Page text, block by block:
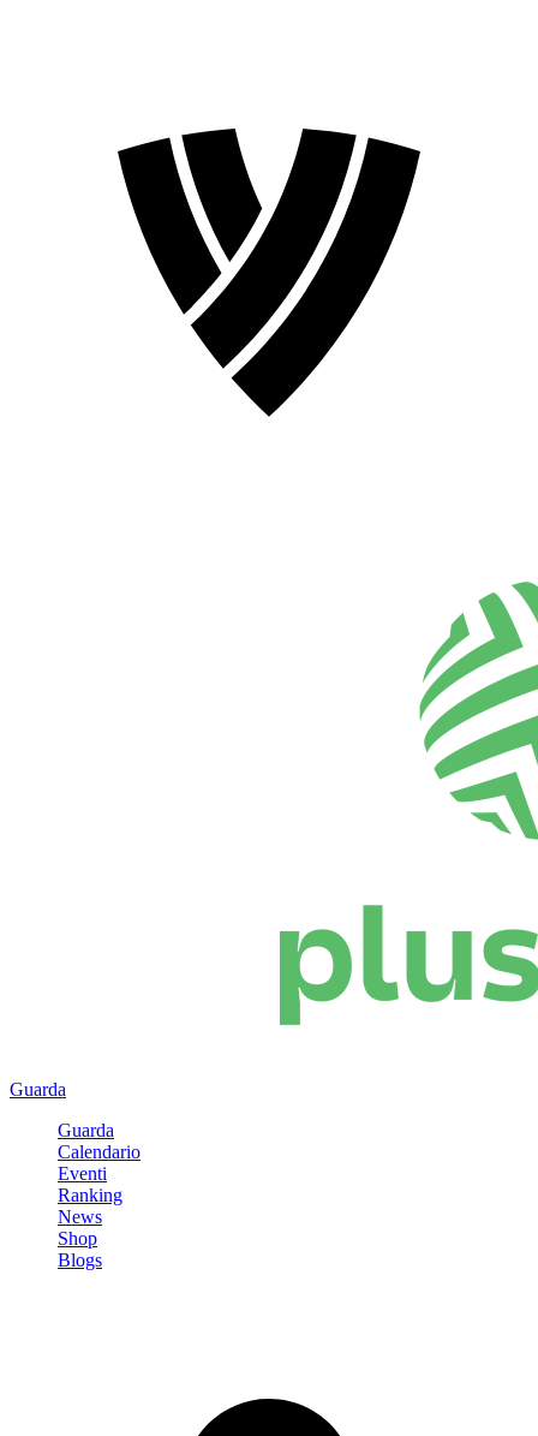
Guarda
Guarda
Calendario
Eventi
Ranking
News
Shop
Blogs